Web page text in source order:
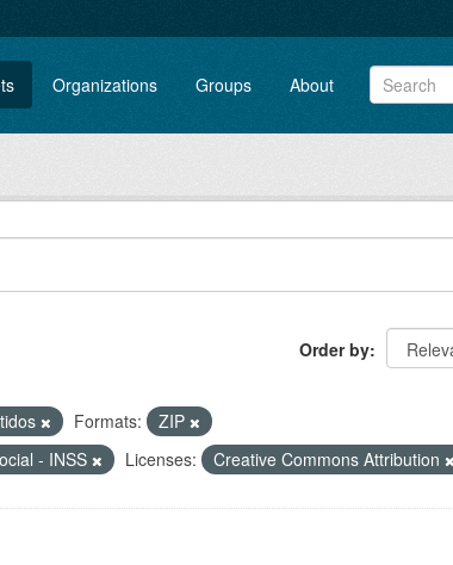
Organizations Groups About
Order by
Formats:
ZIP
- INSS Licenses: Creative Commons Attribution